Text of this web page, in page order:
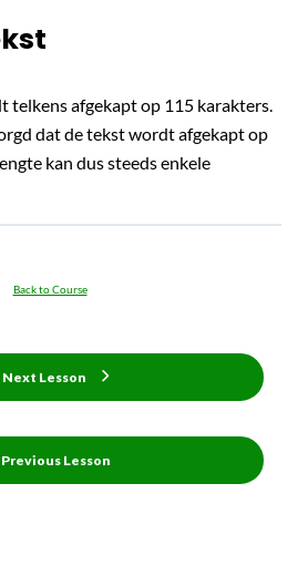
telkens afgekapt op 115 karakters.
dat de tekst wordt afgekapt op
kan dus steeds enkele
Previous Lesson
Back to Course
Next Lesson